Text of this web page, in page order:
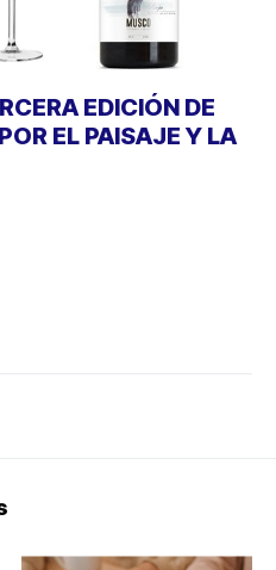
EDICIÓN DE
EL PAISAJE Y LA